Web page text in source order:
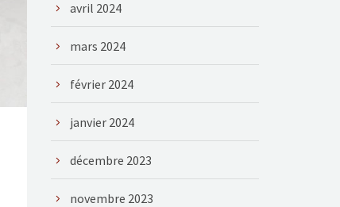
avril 2024
mars 2024
février 2024
janvier 2024
décembre 2023
novembre 2023